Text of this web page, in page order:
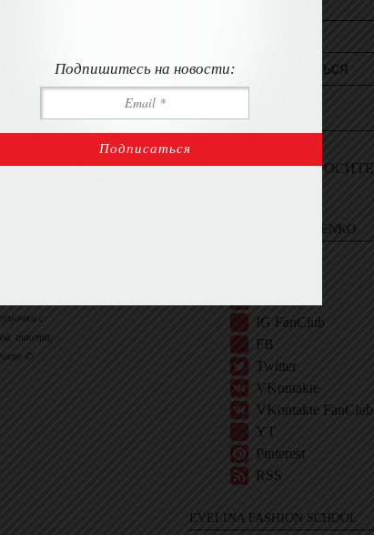
с
анкета,
©
КОНТАКТЫ
Войдите и СПРОСИТЕ
EVELINA KHROMTCHENKO
IG FanClub
FB
Twitter
VKontakte
VKontakte FanClub
YT
Pinterest
RSS
EVELINA FASHION SCHOOL
Подпишитесь на новости: